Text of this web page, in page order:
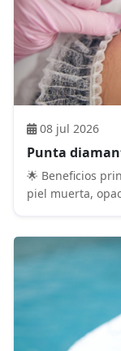
08 jul 2026
Punta
🌟 Beneficios
piel muerta,